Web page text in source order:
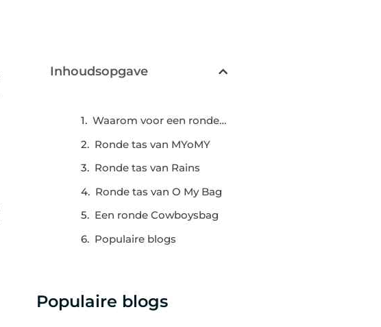
Inhoudsopgave
Waarom voor een ronde tas gaan?
Ronde tas van MYoMY
Ronde tas van Rains
Ronde tas van O My Bag
Een ronde Cowboysbag
Populaire blogs
Populaire blogs